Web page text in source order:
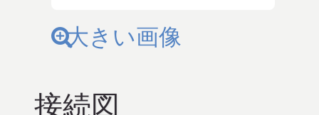
大きい画像
接続図